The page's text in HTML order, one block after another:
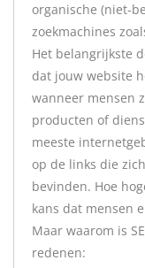
organische (niet-
zoekmachines
Het belangrijkste
dat jouw website
wanneer mensen
producten of
meeste
op de links die
bevinden. Hoe
kans dat mensen
Maar waarom is
redenen: